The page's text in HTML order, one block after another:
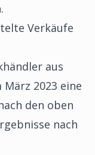
Verkäufe
aus
2023 eine
den oben
nach